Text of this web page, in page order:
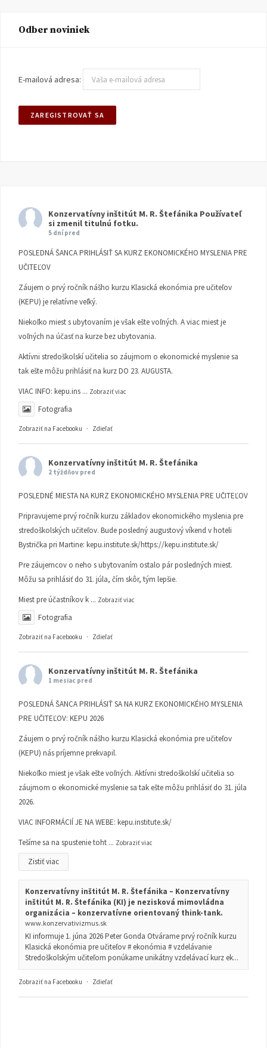
Odber noviniek
E-mailová adresa:
Konzervatívny inštitút M. R. Štefánika Používateľ
si zmenil titulnú fotku.
5 dní pred
POSLEDNÁ ŠANCA PRIHLÁSIŤ SA KURZ EKONOMICKÉHO MYSLENIA PRE
UČITEĽOV
Záujem o prvý ročník nášho kurzu Klasická ekonómia pre učiteľov
(KEPU) je relatívne veľký.
Niekoľko miest s ubytovaním je však ešte voľných. A viac miest je
voľných na účasť na kurze bez ubytovania.
Aktívni stredoškolskí učitelia so záujmom o ekonomické myslenie sa
tak ešte môžu prihlásiť na kurz DO 23. AUGUSTA.
VIAC INFO: kepu.ins ... Zobraziť viac
Fotografia
Zobraziť na Facebooku · Zdieľať
Konzervatívny inštitút M. R. Štefánika
2 týždňov pred
POSLEDNÉ MIESTA NA KURZ EKONOMICKÉHO MYSLENIA PRE UČITEĽOV
Pripravujeme prvý ročník kurzu základov ekonomického myslenia pre
stredoškolských učiteľov. Bude posledný augustový víkend v hoteli
Bystrička pri Martine: kepu.institute.sk/https://kepu.institute.sk/
Pre záujemcov o neho s ubytovaním ostalo pár posledných miest.
Môžu sa prihlásiť do 31. júla, čím skôr, tým lepšie.
Miest pre účastníkov k ... Zobraziť viac
Fotografia
Zobraziť na Facebooku · Zdieľať
Konzervatívny inštitút M. R. Štefánika
1 mesiac pred
POSLEDNÁ ŠANCA PRIHLÁSIŤ SA NA KURZ EKONOMICKÉHO MYSLENIA
PRE UČITEĽOV: KEPU 2026
Záujem o prvý ročník nášho kurzu Klasická ekonómia pre učiteľov
(KEPU) nás príjemne prekvapil.
Niekoľko miest je však ešte voľných. Aktívni stredoškolskí učitelia so
záujmom o ekonomické myslenie sa tak ešte môžu prihlásiť do 31. júla
2026.
VIAC INFORMÁCIÍ JE NA WEBE: kepu.institute.sk/
Tešíme sa na spustenie toht ... Zobraziť viac
Zistiť viac
Konzervatívny inštitút M. R. Štefánika – Konzervatívny
inštitút M. R. Štefánika (KI) je nezisková mimovládna
organizácia – konzervatívne orientovaný think-tank.
www.konzervativizmus.sk
KI informuje 1. júna 2026 Peter Gonda Otvárame prvý ročník kurzu
Klasická ekonómia pre učiteľov # ekonómia # vzdelávanie
Stredoškolským učiteľom ponúkame unikátny vzdelávací kurz ek...
Zobraziť na Facebooku · Zdieľať